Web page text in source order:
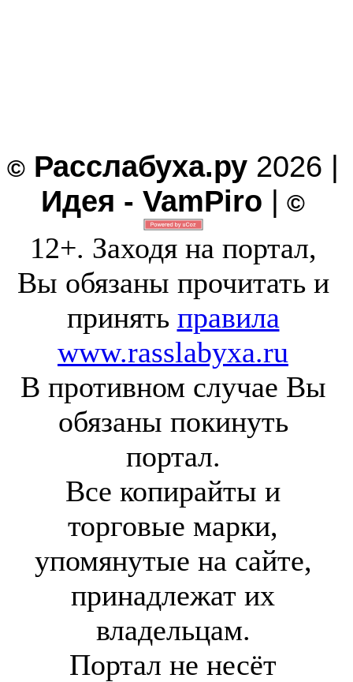
© Расслабуха.ру 2026 |
Идея - VamPiro | ©
12+. Заходя на портал,
Вы обязаны прочитать и
принять правила
www.rasslabyxa.ru
В противном случае Вы
обязаны покинуть
портал.
Все копирайты и
торговые марки,
упомянутые на сайте,
принадлежат их
владельцам.
Портал не несёт